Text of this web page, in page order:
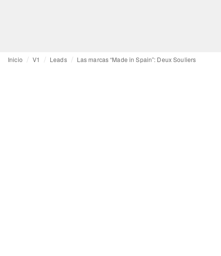
Inicio V1 Leads Las marcas “Made in Spain”: Deux Souliers